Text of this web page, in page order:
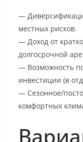
—
местных рисков.
— Доход от
долгосрочной
— Возможность
инвестиции (в
— Сезонное/
комфортных